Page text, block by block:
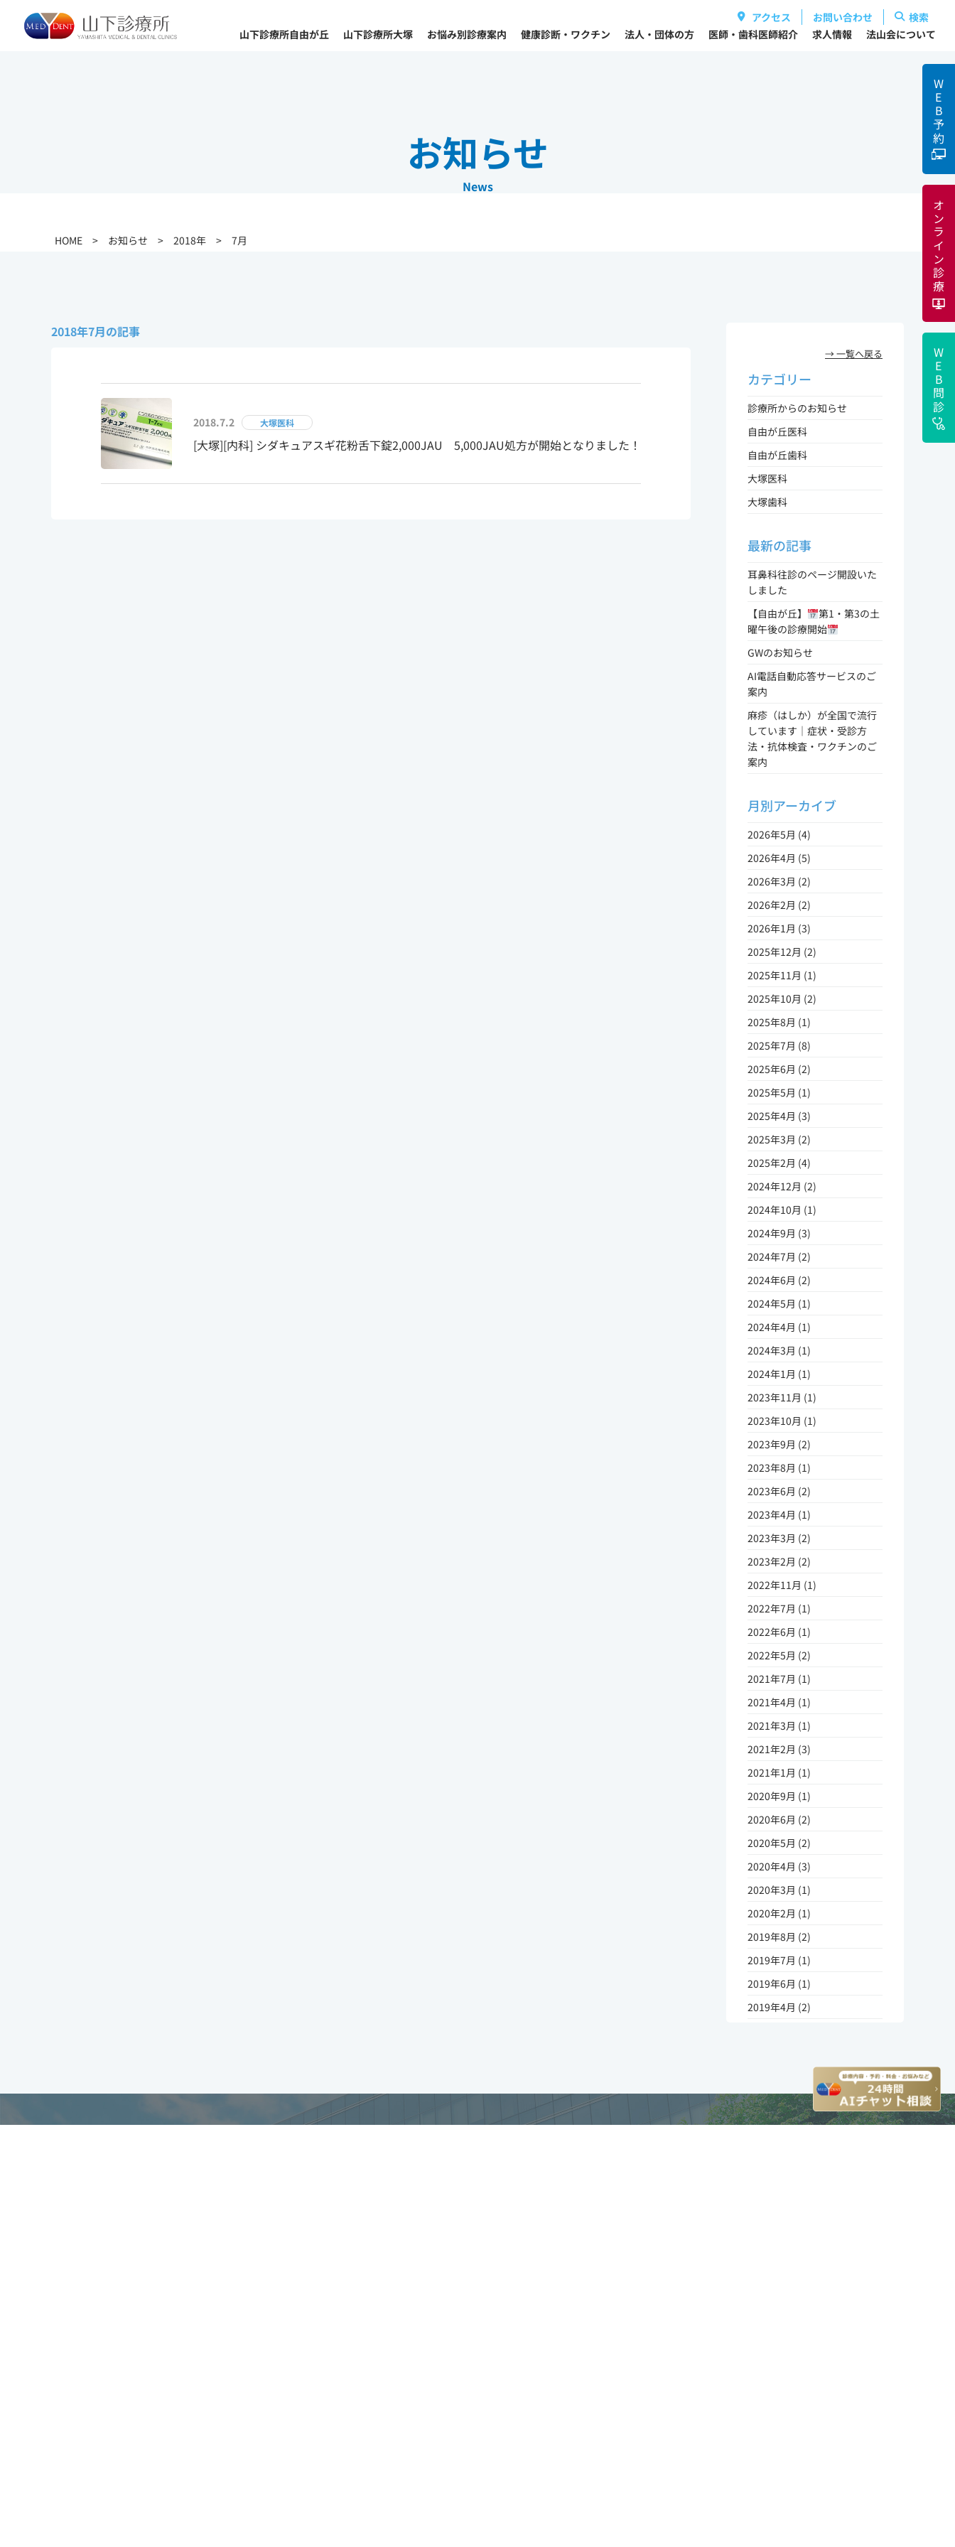
アクセス お問い合わせ
検索
山下診療所自由が丘
山下診療所大塚 お悩み別診療案内 健康診断・ワクチン 法人・団体の方 医師・歯科医師紹介 求人情報 法山会について
お知らせ
News
HOME > お知らせ > 2018年 > 7月
2018年7月の記事
2018.7.2 大塚医科
[大塚][内科] シダキュアスギ花粉舌下錠2,000JAU 5,000JAU処方が開始となりました！
→ 一覧へ戻る
カテゴリー
診療所からのお知らせ
自由が丘医科
自由が丘歯科
大塚医科
大塚歯科
最新の記事
耳鼻科往診のページ開設いた
しました
【自由が丘】
第1・第3の土
曜午後の診療開始
GWのお知らせ
AI電話自動応答サービスのご
案内
麻疹（はしか）が全国で流行
しています｜症状・受診方
法・抗体検査・ワクチンのご
案内
月別アーカイブ
2026年5月 (4)
2026年4月 (5)
2026年3月 (2)
2026年2月 (2)
2026年1月 (3)
2025年12月 (2)
2025年11月 (1)
2025年10月 (2)
2025年8月 (1)
2025年7月 (8)
2025年6月 (2)
2025年5月 (1)
2025年4月 (3)
2025年3月 (2)
2025年2月 (4)
2024年12月 (2)
2024年10月 (1)
2024年9月 (3)
2024年7月 (2)
2024年6月 (2)
2024年5月 (1)
2024年4月 (1)
2024年3月 (1)
2024年1月 (1)
2023年11月 (1)
2023年10月 (1)
2023年9月 (2)
2023年8月 (1)
2023年6月 (2)
2023年4月 (1)
2023年3月 (2)
2023年2月 (2)
2022年11月 (1)
2022年7月 (1)
2022年6月 (1)
2022年5月 (2)
2021年7月 (1)
2021年4月 (1)
2021年3月 (1)
2021年2月 (3)
2021年1月 (1)
2020年9月 (1)
2020年6月 (2)
2020年5月 (2)
2020年4月 (3)
2020年3月 (1)
2020年2月 (1)
2019年8月 (2)
2019年7月 (1)
2019年6月 (1)
2019年4月 (2)
2018年4月 (1)
2017年9月 (1)
WEB
予約
オンライン診療
WEB
問診